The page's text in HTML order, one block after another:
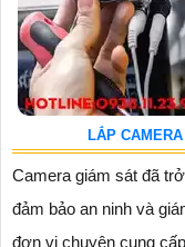
LẮP
Camera giám sát đã
đảm bảo an ninh và
đơn vị chuyên cung